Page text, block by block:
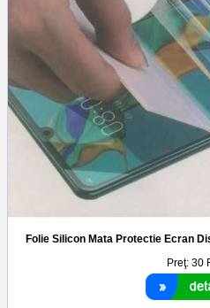
Folie Silicon Mata Protectie Ecran
Preţ: 30